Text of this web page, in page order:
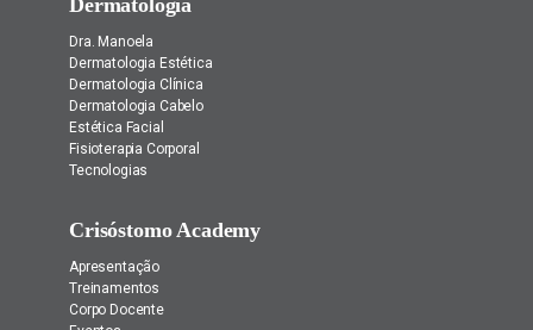
Dermatologia
Dra. Manoela
Dermatologia Estética
Dermatologia Clínica
Dermatologia Cabelo
Estética Facial
Fisioterapia Corporal
Tecnologias
Crisóstomo Academy
Apresentação
Treinamentos
Corpo Docente